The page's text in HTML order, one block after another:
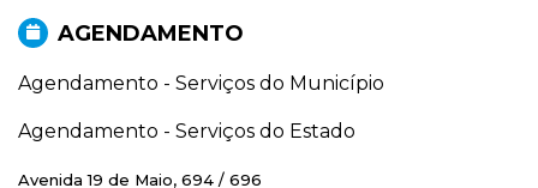
AGENDAMENTO
Agendamento - Serviços do Município
Agendamento - Serviços do Estado
Avenida 19 de Maio, 694 / 696